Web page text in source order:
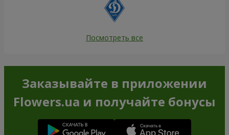
Посмотреть все
Заказывайте в приложении
Flowers.ua и получайте бонусы